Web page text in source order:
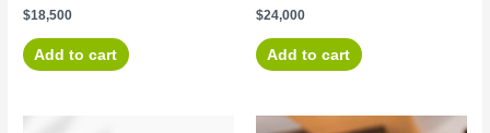
$18,500
Add to cart
$24,000
Add to cart